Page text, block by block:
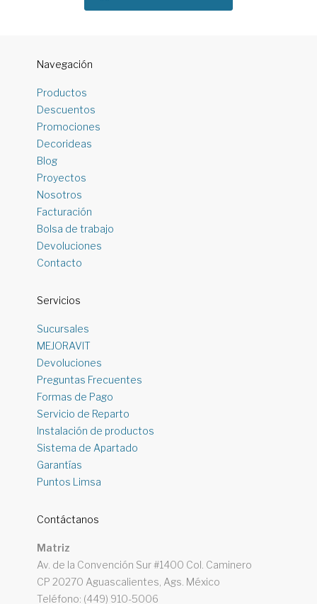
Navegación
Productos
Descuentos
Promociones
Decorideas
Blog
Proyectos
Nosotros
Facturación
Bolsa de trabajo
Devoluciones
Contacto
Servicios
Sucursales
MEJORAVIT
Devoluciones
Preguntas Frecuentes
Formas de Pago
Servicio de Reparto
Instalación de productos
Sistema de Apartado
Garantías
Puntos Limsa
Contáctanos
Matriz
Av. de la Convención Sur #1400 Col. Caminero
CP 20270 Aguascalientes, Ags. México
Teléfono: (449) 910-5006